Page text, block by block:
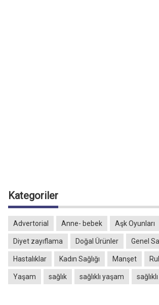
Kategoriler
Advertorial Anne- bebek Aşk Oyunları
Diyet zayıflama Doğal Ürünler Genel
Hastalıklar Kadın Sağlığı Manşet
Yaşam sağlık sağlıklı yaşam